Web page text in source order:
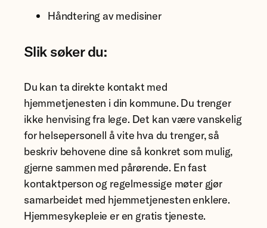
Håndtering av medisiner
Slik søker du:
Du kan ta direkte kontakt med
hjemmetjenesten i din kommune. Du trenger
ikke henvising fra lege. Det kan være vanskelig
for helsepersonell å vite hva du trenger, så
beskriv behovene dine så konkret som mulig,
gjerne sammen med pårørende. En fast
kontaktperson og regelmessige møter gjør
samarbeidet med hjemmetjenesten enklere.
Hjemmesykepleie er en gratis tjeneste.